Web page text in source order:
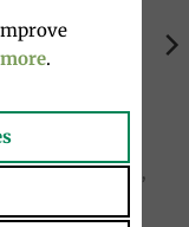
ESAURITO
Italian Herkut,
.